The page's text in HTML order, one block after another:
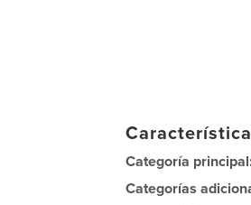
Categoría
Categorías